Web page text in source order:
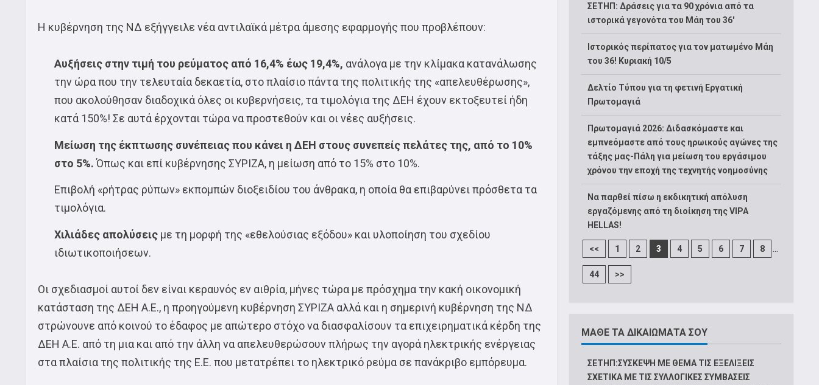
Η κυβέρνηση της ΝΔ εξήγγειλε νέα αντιλαϊκά μέτρα άμεσης εφαρμογής που προβλέπουν:
Αυξήσεις στην τιμή του ρεύματος από 16,4% έως 19,4%, ανάλογα με την κλίμακα κατανάλωσης
την ώρα που την τελευταία δεκαετία, στο πλαίσιο πάντα της πολιτικής της «απελευθέρωσης»,
που ακολούθησαν διαδοχικά όλες οι κυβερνήσεις, τα τιμολόγια της ΔΕΗ έχουν εκτοξευτεί ήδη
κατά 150%! Σε αυτά έρχονται τώρα να προστεθούν και οι νέες αυξήσεις.
Μείωση της έκπτωσης συνέπειας που κάνει η ΔΕΗ στους συνεπείς πελάτες της, από το 10%
στο 5%.Όπως και επί κυβέρνησης ΣΥΡΙΖΑ, η μείωση από το 15% στο 10%.
Επιβολή «ρήτρας ρύπων» εκπομπών διοξειδίου του άνθρακα, η οποία θα επιβαρύνει πρόσθετα τα
τιμολόγια.
Χιλιάδες απολύσεις με τη μορφή της «εθελούσιας εξόδου» και υλοποίηση του σχεδίου
ιδιωτικοποιήσεων.
Οι σχεδιασμοί αυτοί δεν είναι κεραυνός εν αιθρία, μήνες τώρα με πρόσχημα την κακή οικονομική
κατάσταση της ΔΕΗ Α.Ε., η προηγούμενη κυβέρνηση ΣΥΡΙΖΑ αλλά και η σημερινή κυβέρνηση της ΝΔ
στρώνουνε από κοινού το έδαφος με απώτερο στόχο να διασφαλίσουν τα επιχειρηματικά κέρδη της
ΔΕΗ Α.Ε. από τη μια και από την άλλη να απελευθερώσουν πλήρως την αγορά ηλεκτρικής ενέργειας
στα πλαίσια της πολιτικής της Ε.Ε. που μετατρέπει το ηλεκτρικό ρεύμα σε πανάκριβο εμπόρευμα.
ΣΕΤΗΠ: Δράσεις για τα 90 χρόνια από τα
ιστορικά γεγονότα του Μάη του 36′
Ιστορικός περίπατος για τον ματωμένο Μάη
του 36! Κυριακή 10/5
Δελτίο Τύπου για τη φετινή Εργατική
Πρωτομαγιά
Πρωτομαγιά 2026: Διδασκόμαστε και
εμπνεόμαστε από τους ηρωικούς αγώνες της
τάξης μας-Πάλη για μείωση του εργάσιμου
χρόνου την εποχή της τεχνητής νοημοσύνης
Να παρθεί πίσω η εκδικητική απόλυση
εργαζόμενης από τη διοίκηση της VIPA
HELLAS!
<< 1 2 3 4 5 6 7 8
44 >>
ΜΑΘΕ ΤΑ ΔΙΚΑΙΩΜΑΤΑ ΣΟΥ
ΣΕΤΗΠ:ΣΥΣΚΕΨΗ ΜΕ ΘΕΜΑ ΤΙΣ ΕΞΕΛΙΞΕΙΣ
ΣΧΕΤΙΚΑ ΜΕ ΤΙΣ ΣΥΛΛΟΓΙΚΕΣ ΣΥΜΒΑΣΕΙΣ